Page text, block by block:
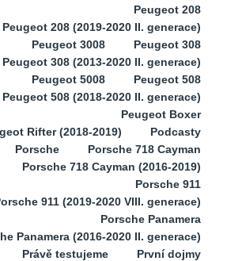
Peugeot 208
Peugeot 208 (2019-2020 II. generace)
Peugeot 3008
Peugeot 308
Peugeot 308 (2013-2020 II. generace)
Peugeot 5008
Peugeot 508
Peugeot 508 (2018-2020 II. generace)
Peugeot Boxer
Rifter (2018-2019)
Podcasty
Porsche
Porsche 718 Cayman
Porsche 718 Cayman (2016-2019)
Porsche 911
911 (2019-2020 VIII. generace)
Porsche Panamera
Panamera (2016-2020 II. generace)
Právě testujeme
První dojmy